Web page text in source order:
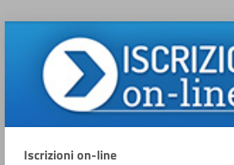
Iscrizioni on-line